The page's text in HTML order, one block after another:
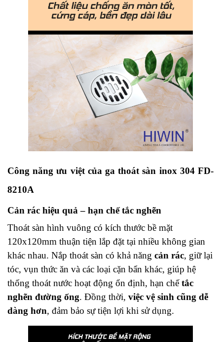
Công năng ưu việt của ga thoát sàn inox 304 FD-
8210A
Cản rác hiệu quả – hạn chế tắc nghẽn
Thoát sàn hình vuông có kích thước bề mặt
120x120mm thuận tiện lắp đặt tại nhiều không gian
khác nhau. Nắp thoát sàn có khả năng cản rác, giữ lại
tóc, vụn thức ăn và các loại cặn bẩn khác, giúp hệ
thống thoát nước hoạt động ổn định, hạn chếtắc
nghẽn đường ống. Đồng thời, việc vệ sinh cũng dễ
dàng hơn, đảm bảo sự tiện lợi khi sử dụng.